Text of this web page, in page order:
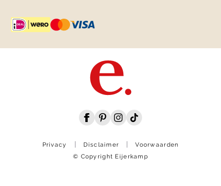
Privacy Disclaimer
Voorwaarden
© Copyright Eijerkamp